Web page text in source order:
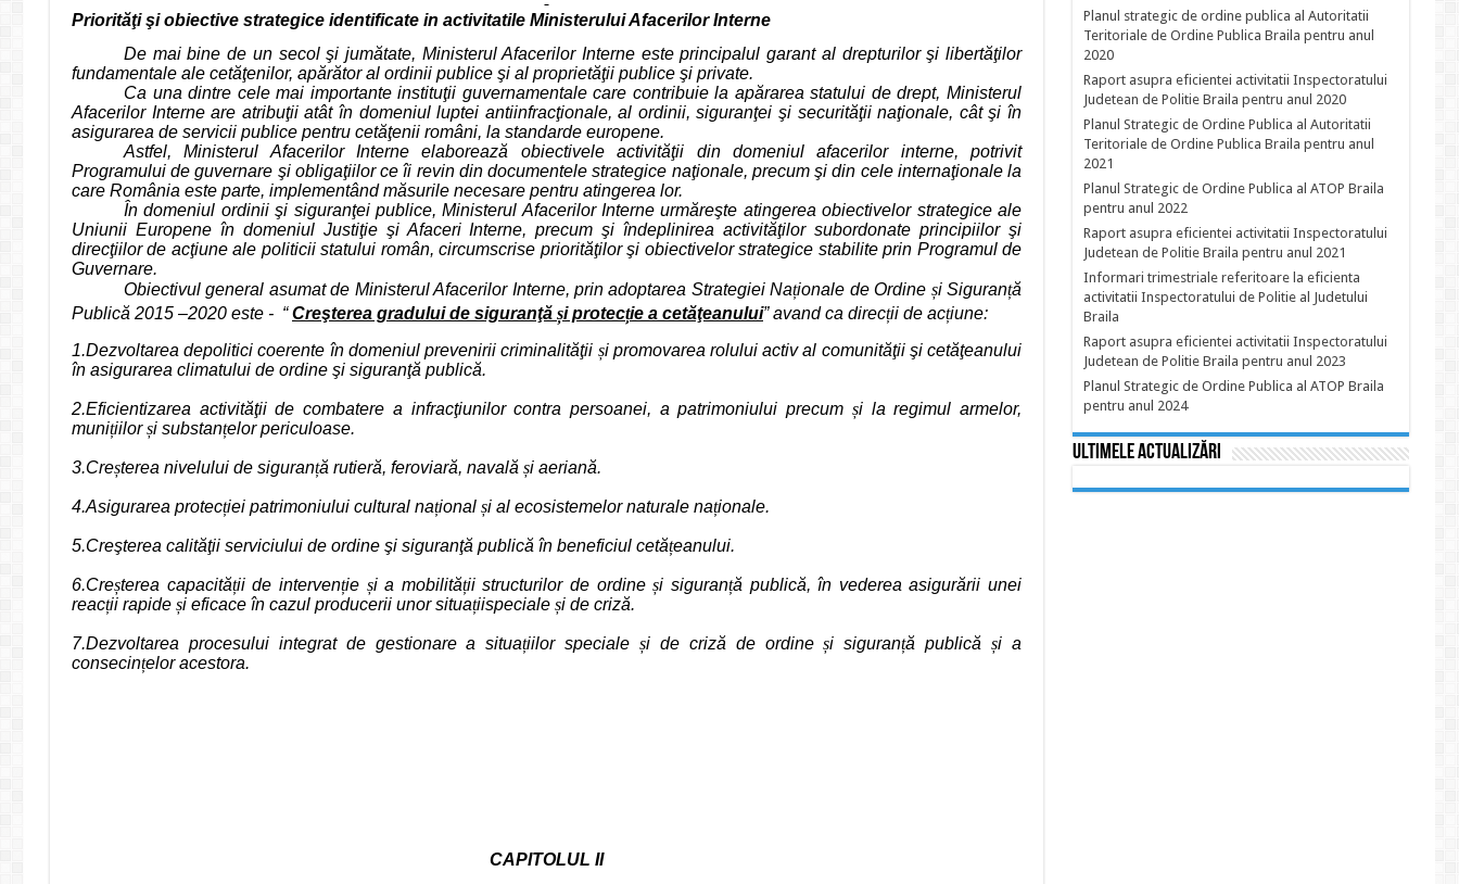
Priorităţi şi obiective strategice identificate in activitatile Ministerului Afacerilor Interne
De mai bine de un secol şi jumătate, Ministerul Afacerilor Interne este principalul garant al drepturilor şi libertăţilor
fundamentale ale cetăţenilor, apărător al ordinii publice şi al proprietăţii publice şi private.
Ca una dintre cele mai importante instituţii guvernamentale care contribuie la apărarea statului de drept, Ministerul
Afacerilor Interne are atribuţii atât în domeniul luptei antiinfracţionale, al ordinii, siguranţei şi securităţii naţionale, cât şi în
asigurarea de servicii publice pentru cetăţenii români, la standarde europene.
Astfel, Ministerul Afacerilor Interne elaborează obiectivele activităţii din domeniul afacerilor interne, potrivit
Programului de guvernare şi obligaţiilor ce îi revin din documentele strategice naţionale, precum şi din cele internaţionale la
care România este parte, implementând măsurile necesare pentru atingerea lor.
În domeniul ordinii şi siguranţei publice, Ministerul Afacerilor Interne urmăreşte atingerea obiectivelor strategice ale
Uniunii Europene în domeniul Justiţie şi Afaceri Interne, precum şi îndeplinirea activităţilor subordonate principiilor şi
direcţiilor de acţiune ale politicii statului român, circumscrise priorităţilor şi obiectivelor strategice stabilite prin Programul de
Guvernare.
Obiectivul general asumat de Ministerul Afacerilor Interne, prin adoptarea Strategiei Naționale de Ordine și Siguranță
Publică 2015 –2020 este - “Creşterea gradului de siguranţă și protecție a cetăţeanului” avand ca direcții de acțiune:
1.Dezvoltarea depolitici coerente în domeniul prevenirii criminalităţii și promovarea rolului activ al comunităţii şi cetăţeanului
în asigurarea climatului de ordine şi siguranţă publică.
2.Eficientizarea activităţii de combatere a infracţiunilor contra persoanei, a patrimoniului precum și la regimul armelor,
munițiilorși substanțelor periculoase.
3.Creșterea nivelului de siguranță rutieră, feroviară, navală și aeriană.
4.Asigurarea protecției patrimoniului cultural național și al ecosistemelor naturale naționale.
5.Creşterea calităţii serviciului de ordine şi siguranţă publică în beneficiul cetățeanului.
6.Creșterea capacității de intervenție și a mobilității structurilor de ordineși siguranță publică, în vederea asigurării unei
reacții rapide și eficace în cazul producerii unor situațiispeciale și de criză.
7.Dezvoltarea procesului integrat de gestionare a situațiilor specialeși de criză de ordineși siguranță publicăși a
consecințelor acestora.
CAPITOLUL II
Planul strategic de ordine publica al Autoritatii
Teritoriale de Ordine Publica Braila pentru anul
2020
Raport asupra eficientei activitatii Inspectoratului
Judetean de Politie Braila pentru anul 2020
Planul Strategic de Ordine Publica al Autoritatii
Teritoriale de Ordine Publica Braila pentru anul
2021
Planul Strategic de Ordine Publica al ATOP Braila
pentru anul 2022
Raport asupra eficientei activitatii Inspectoratului
Judetean de Politie Braila pentru anul 2021
Informari trimestriale referitoare la eficienta
activitatii Inspectoratului de Politie al Judetului
Braila
Raport asupra eficientei activitatii Inspectoratului
Judetean de Politie Braila pentru anul 2023
Planul Strategic de Ordine Publica al ATOP Braila
pentru anul 2024
Ultimele actualizări